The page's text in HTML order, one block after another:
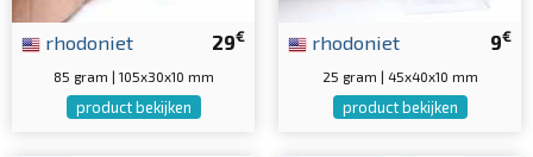
29€
rhodoniet
85 gram | 105x30x10 mm
product bekijken
9€
rhodoniet
25 gram | 45x40x10 mm
product bekijken